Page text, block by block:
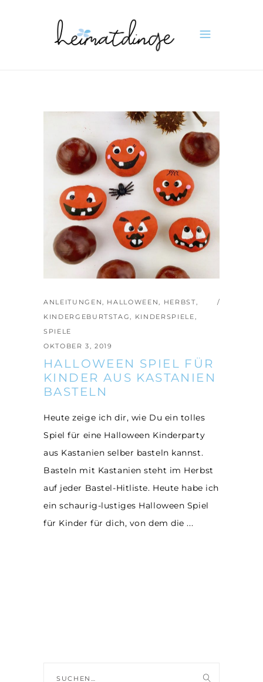
ANLEITUNGEN, HALLOWEEN, HERBST,
KINDERGEBURTSTAG, KINDERSPIELE,
SPIELE
OKTOBER 3, 2019
HALLOWEEN SPIEL FÜR
KINDER AUS KASTANIEN
BASTELN
Heute zeige ich dir, wie Du ein tolles
Spiel für eine Halloween Kinderparty
aus Kastanien selber basteln kannst.
Basteln mit Kastanien steht im Herbst
auf jeder Bastel-Hitliste. Heute habe ich
ein schaurig-lustiges Halloween Spiel
für Kinder für dich, von dem die